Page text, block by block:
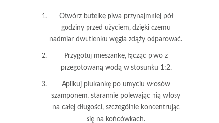
Otwórz butelkę piwa przynajmniej pół
godziny przed użyciem, dzięki czemu
nadmiar dwutlenku węgla zdąży odparować.
Przygotuj mieszankę, łącząc piwo z
przegotowaną wodą w stosunku 1:2.
Aplikuj płukankę po umyciu włosów
szamponem, starannie polewając nią włosy
na całej długości, szczególnie koncentrując
się na końcówkach.